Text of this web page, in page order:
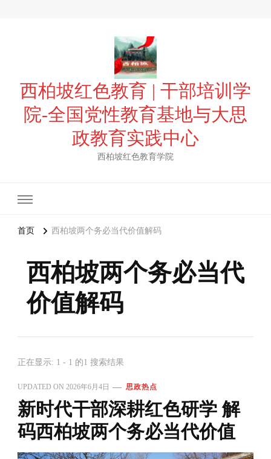
西柏坡红色教育 | 干部培训学
院-全国党性教育基地与大思
政教育实践中心
西柏坡红色教育学院
首页 西柏坡两个务必当代价值解码
西柏坡两个务必当代
价值解码
正在显示: 1 - 1 的1 搜索结果
UPDATED ON 2026年6月4日 思政热点
新时代干部深耕红色研学 解
码西柏坡两个务必当代价值